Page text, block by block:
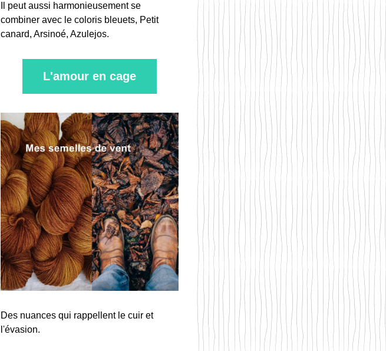
Il peut aussi harmonieusement se
combiner avec le coloris bleuets, Petit
canard, Arsinoé, Azulejos.
L'amour en cage
Des nuances qui rappellent le cuir et
l'évasion.